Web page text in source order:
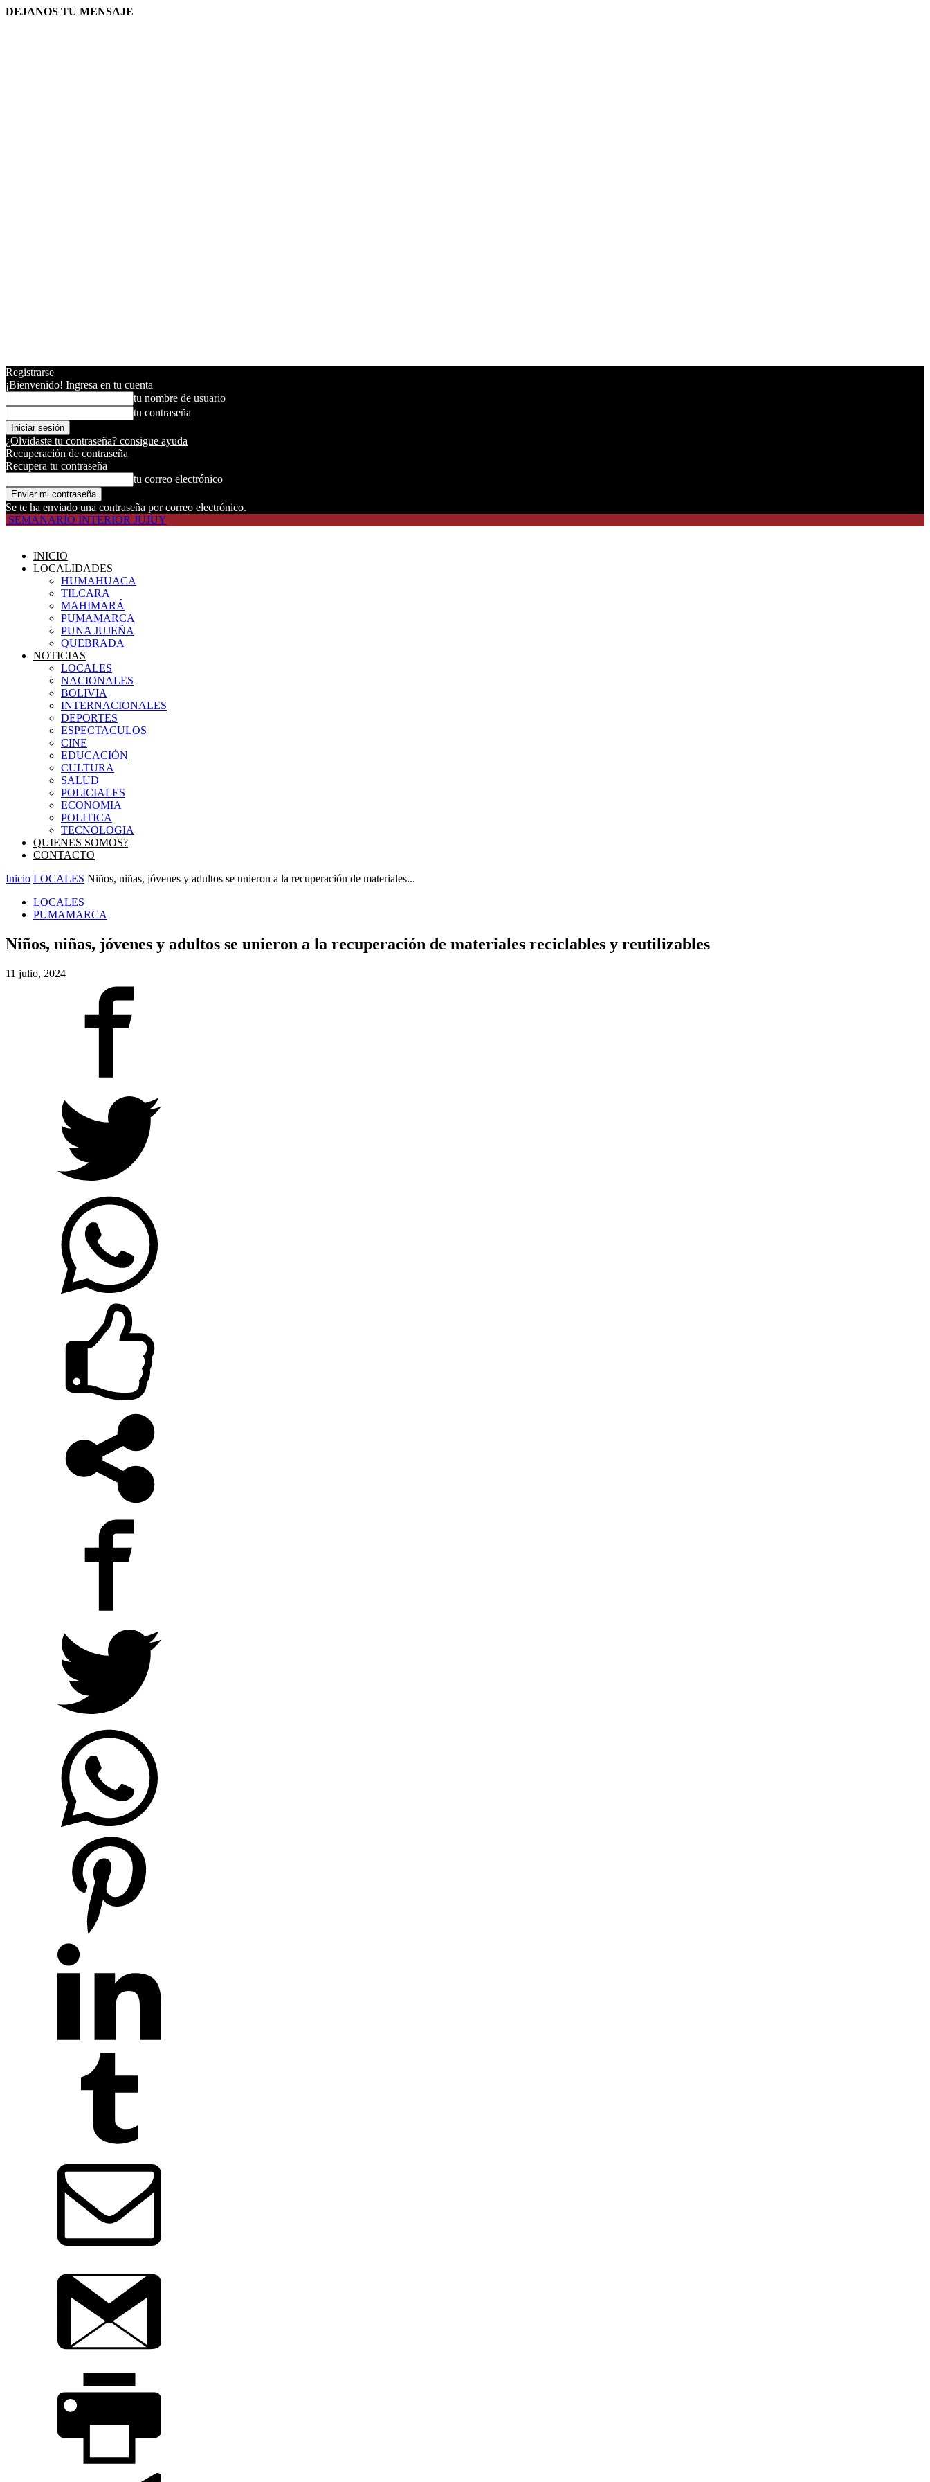
DEJANOS TU MENSAJE
Registrarse
¡Bienvenido! Ingresa en tu cuenta
tu nombre de usuario
tu contraseña
¿Olvidaste tu contraseña? consigue ayuda
Recuperación de contraseña
Recupera tu contraseña
tu correo electrónico
Se te ha enviado una contraseña por correo electrónico.
SEMANARIO INTERIOR JUJUY
INICIO
LOCALIDADES
HUMAHUACA
TILCARA
MAHIMARÁ
PUMAMARCA
PUNA JUJEÑA
QUEBRADA
NOTICIAS
LOCALES
NACIONALES
BOLIVIA
INTERNACIONALES
DEPORTES
ESPECTACULOS
CINE
EDUCACIÓN
CULTURA
SALUD
POLICIALES
ECONOMIA
POLITICA
TECNOLOGIA
QUIENES SOMOS?
CONTACTO
Inicio LOCALES Niños, niñas, jóvenes y adultos se unieron a la recuperación de materiales...
LOCALES
PUMAMARCA
Niños, niñas, jóvenes y adultos se unieron a la recuperación de materiales reciclables y reutilizables
11 julio, 2024